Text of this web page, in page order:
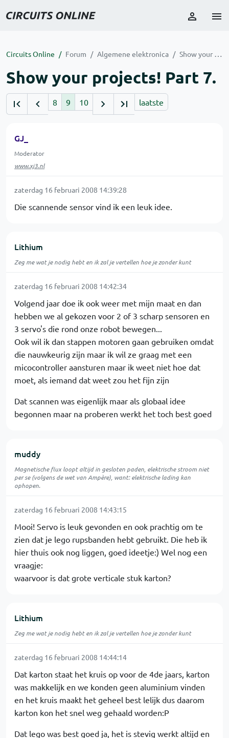
Circuits Online Forum Algemene elektronica Show your projects! Part 7.
Show your projects! Part 7.
8 9 10 laatste
GJ_
Moderator
www.xj3.nl
zaterdag 16 februari 2008 14:39:28
Die scannende sensor vind ik een leuk idee.
Lithium
Zeg me wat je nodig hebt en ik zal je vertellen hoe je zonder kunt
zaterdag 16 februari 2008 14:42:34
Volgend jaar doe ik ook weer met mijn maat en dan
hebben we al gekozen voor 2 of 3 scharp sensoren en
3 servo's die rond onze robot bewegen...
Ook wil ik dan stappen motoren gaan gebruiken omdat
die nauwkeurig zijn maar ik wil ze graag met een
micocontroller aansturen maar ik weet niet hoe dat
moet, als iemand dat weet zou het fijn zijn
Dat scannen was eigenlijk maar als globaal idee
begonnen maar na proberen werkt het toch best goed
muddy
Magnetische flux loopt altijd in gesloten paden, elektrische stroom niet
per se (volgens de wet van Ampère), want: elektrische lading kan
ophopen.
zaterdag 16 februari 2008 14:43:15
Mooi! Servo is leuk gevonden en ook prachtig om te
zien dat je lego rupsbanden hebt gebruikt. Die heb ik
hier thuis ook nog liggen, goed ideetje:) Wel nog een
vraagje:
waarvoor is dat grote verticale stuk karton?
Lithium
Zeg me wat je nodig hebt en ik zal je vertellen hoe je zonder kunt
zaterdag 16 februari 2008 14:44:14
Dat karton staat het kruis op voor de 4de jaars, karton
was makkelijk en we konden geen aluminium vinden
en het kruis maakt het geheel best lelijk dus daarom
karton kon het snel weg gehaald worden:P
Dat lego was best goed ja, het is stevig werkt altijd en